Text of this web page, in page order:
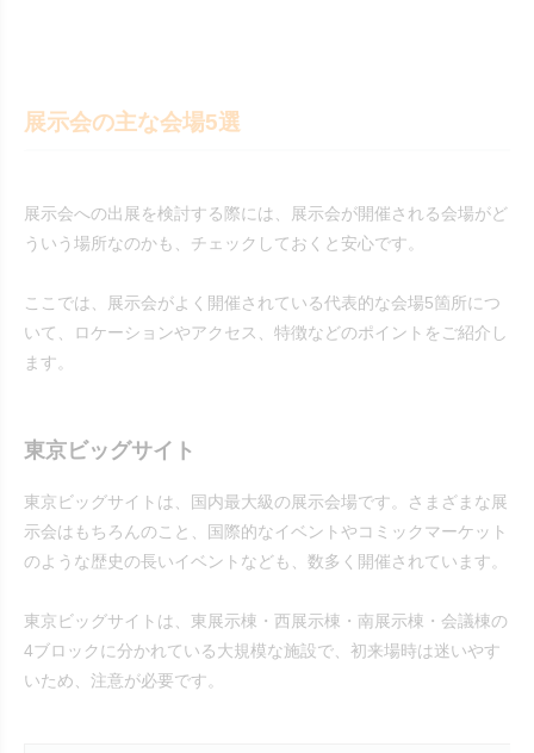
展示会の主な会場5選
展示会への出展を検討する際には、展示会が開催される会場がど
ういう場所なのかも、チェックしておくと安心です。
ここでは、展示会がよく開催されている代表的な会場5箇所につ
いて、ロケーションやアクセス、特徴などのポイントをご紹介し
ます。
東京ビッグサイト
東京ビッグサイトは、国内最大級の展示会場です。さまざまな展
示会はもちろんのこと、国際的なイベントやコミックマーケット
のような歴史の長いイベントなども、数多く開催されています。
東京ビッグサイトは、東展示棟・西展示棟・南展示棟・会議棟の
4ブロックに分かれている大規模な施設で、初来場時は迷いやす
いため、注意が必要です。